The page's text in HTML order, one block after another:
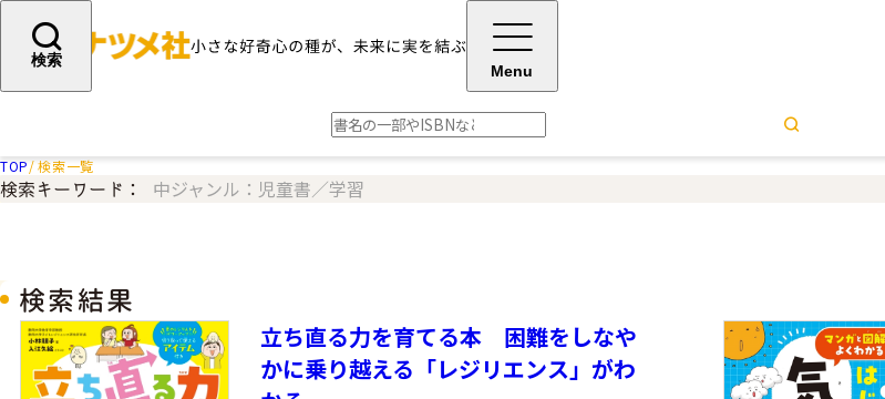
検索
Menu
TOP 検索一覧
検索キーワード： 中ジャンル：児童書／学習
検索結果
立ち直る力を育てる本 困難をしなや
かに乗り越える「レジリエンス」がわ